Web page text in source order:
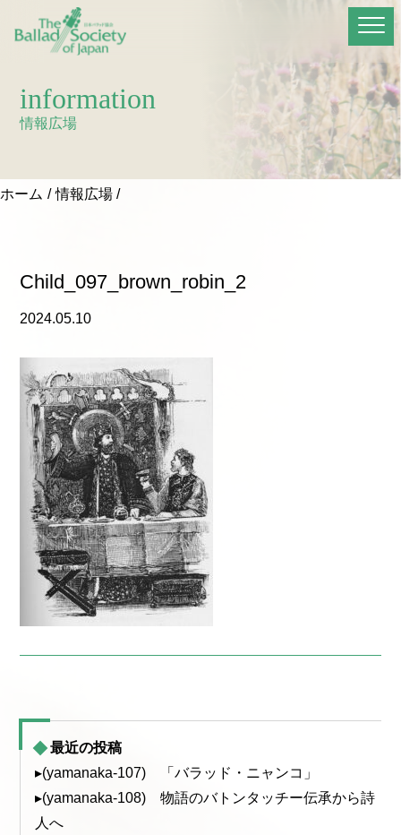
information
情報広場
ホーム 情報広場
Child_097_brown_robin_2
2024.05.10
最近の投稿
▸(yamanaka-107) 「バラッド・ニャンコ」
▸(yamanaka-108) 物語のバトンタッチー伝承から詩
人へ